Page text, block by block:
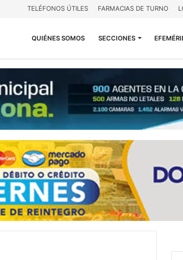
TELÉFONOS ÚTILES FARMACIAS DE TURNO
QUIÉNES SOMOS SECCIONES